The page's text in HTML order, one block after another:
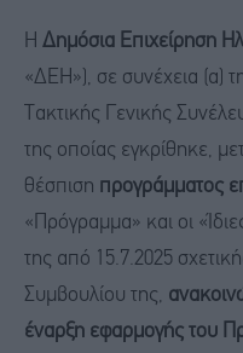
Η Δημόσια Επιχείρηση
«ΔΕΗ»), σε συνέχεια (α)
Τακτικής Γενικής
της οποίας εγκρίθηκε,
θέσπιση προγράμματος
«Πρόγραμμα» και οι
της από 15.7.2025
Συμβουλίου της,
έναρξη εφαρμογής του